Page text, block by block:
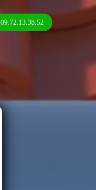
09.72.13.38.52